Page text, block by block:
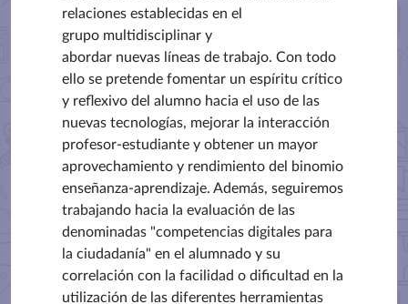
relaciones establecidas en el
grupo multidisciplinar y
abordar nuevas líneas de trabajo. Con todo
ello se pretende fomentar un espíritu crítico
y reflexivo del alumno hacia el uso de las
nuevas tecnologías, mejorar la interacción
profesor-estudiante y obtener un mayor
aprovechamiento y rendimiento del binomio
enseñanza-aprendizaje. Además, seguiremos
trabajando hacia la evaluación de las
denominadas "competencias digitales para
la ciudadanía" en el alumnado y su
correlación con la facilidad o dificultad en la
utilización de las diferentes herramientas